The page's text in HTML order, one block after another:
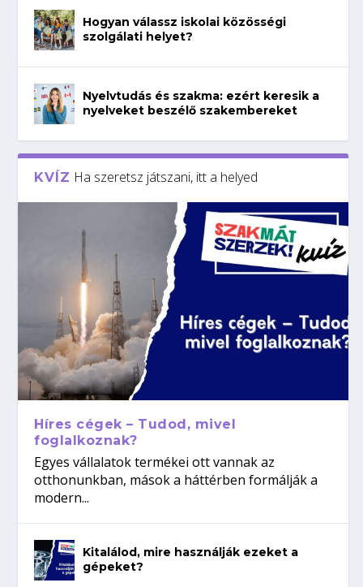
Hogyan válassz iskolai közösségi
szolgálati helyet?
Nyelvtudás és szakma: ezért keresik a
nyelveket beszélő szakembereket
KVÍZ Ha szeretsz játszani, itt a helyed
Híres cégek – Tudod, mivel
foglalkoznak?
Egyes vállalatok termékei ott vannak az
otthonunkban, mások a háttérben formálják a
modern...
Kitalálod, mire használják ezeket a
gépeket?